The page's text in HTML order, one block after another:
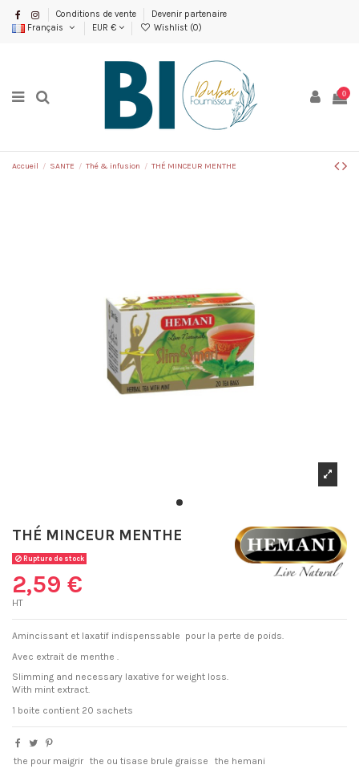
Conditions de vente
Devenir partenaire
Français
EUR € Wishlist (0)
0
Accueil SANTE Thé & infusion THÉ MINCEUR MENTHE
THÉ MINCEUR MENTHE
Rupture de stock
2,59 €
HT
Amincissant et laxatif indispenssable pour la perte de poids.
Avec extrait de menthe .
Slimming and necessary laxative for weight loss.
With mint extract.
1 boite contient 20 sachets
the pour maigrir the ou tisase brule graisse the hemani